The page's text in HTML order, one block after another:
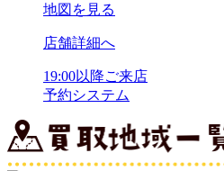
地図を見る
店舗詳細へ
19:00以降ご来店
予約システム